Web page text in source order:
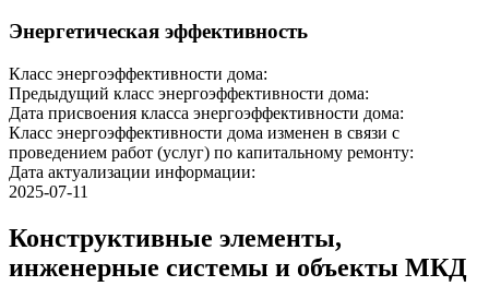
Энергетическая эффективность
Класс энергоэффективности дома:
Предыдущий класс энергоэффективности дома:
Дата присвоения класса энергоэффективности дома:
Класс энергоэффективности дома изменен в связи с
проведением работ (услуг) по капитальному ремонту:
Дата актуализации информации:
2025-07-11
Конструктивные элементы,
инженерные системы и объекты МКД